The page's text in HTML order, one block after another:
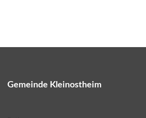
Gemeinde Kleinostheim